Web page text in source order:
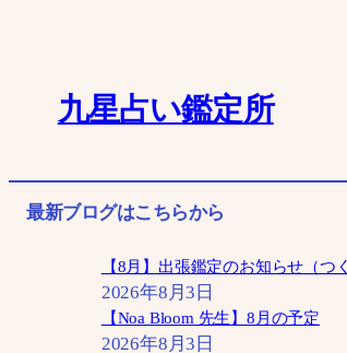
ッ
プ
九星占い鑑定所
最新ブログはこちらから
【8月】出張鑑定のお知らせ（つ
2026年8月3日
【Noa Bloom 先生】8月の予定
2026年8月3日